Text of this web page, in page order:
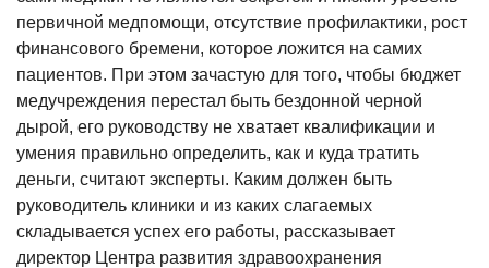
первичной медпомощи, отсутствие профилактики, рост
финансового бремени, которое ложится на самих
пациентов. При этом зачастую для того, чтобы бюджет
медучреждения перестал быть бездонной черной
дырой, его руководству не хватает квалификации и
умения правильно определить, как и куда тратить
деньги, считают эксперты. Каким должен быть
руководитель клиники и из каких слагаемых
складывается успех его работы, рассказывает
директор Центра развития здравоохранения